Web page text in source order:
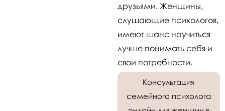
друзьями. Женщины,
слушающие психологов,
имеют шанс научиться
лучше понимать себя и
свои потребности.
Консультация
семейного психолога